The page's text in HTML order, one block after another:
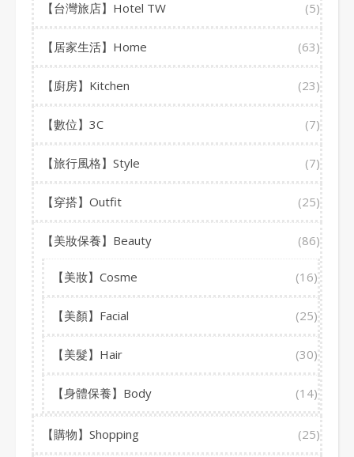
【台灣旅店】Hotel TW (5)
【居家生活】Home (63)
【廚房】Kitchen (23)
【數位】3C (7)
【旅行風格】Style (7)
【穿搭】Outfit (25)
【美妝保養】Beauty (86)
【美妝】Cosme (16)
【美顏】Facial (25)
【美髮】Hair (30)
【身體保養】Body (14)
【購物】Shopping (25)